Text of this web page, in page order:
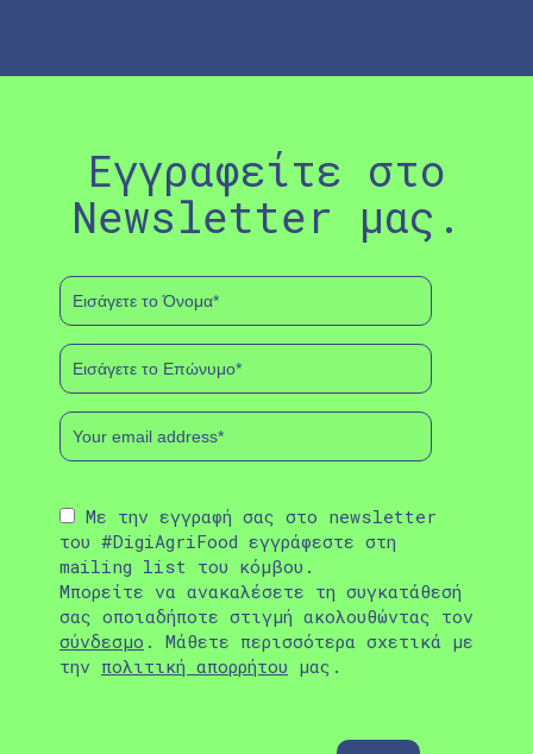
Εγγραφείτε στο
Newsletter μας.
Με την εγγραφή σας στο newsletter
του #DigiAgriFood εγγράφεστε στη
mailing list του κόμβου.
Μπορείτε να ανακαλέσετε τη συγκατάθεσή
σας οποιαδήποτε στιγμή ακολουθώντας τον
σύνδεσμο . Μάθετε περισσότερα σχετικά με
την πολιτική απορρήτου μας.